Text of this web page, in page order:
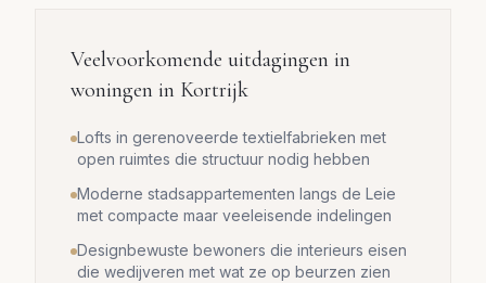
Veelvoorkomende uitdagingen in
woningen in Kortrijk
Lofts in gerenoveerde textielfabrieken met
open ruimtes die structuur nodig hebben
Moderne stadsappartementen langs de Leie
met compacte maar veeleisende indelingen
Designbewuste bewoners die interieurs eisen
die wedijveren met wat ze op beurzen zien